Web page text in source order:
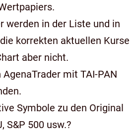
werden in der Liste und in
korrekten aktuellen Kurse
aber nicht.
mit TAI-PAN
Symbole zu den Original
S&P 500 usw.?